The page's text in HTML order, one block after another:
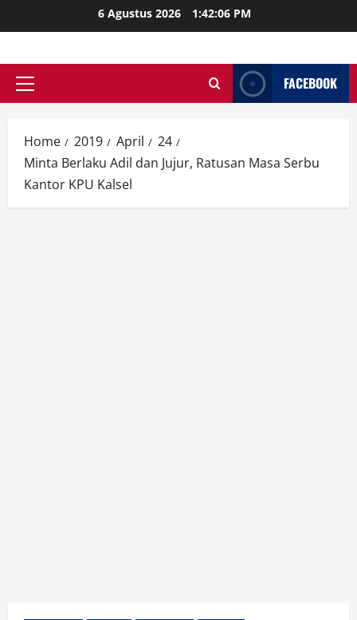
to
6 Agustus 2026 1:42:08 PM
Primary
FACEBOOK
Home 2019 April
24
Minta Berlaku Adil dan Jujur, Ratusan Masa Serbu
Kantor KPU Kalsel